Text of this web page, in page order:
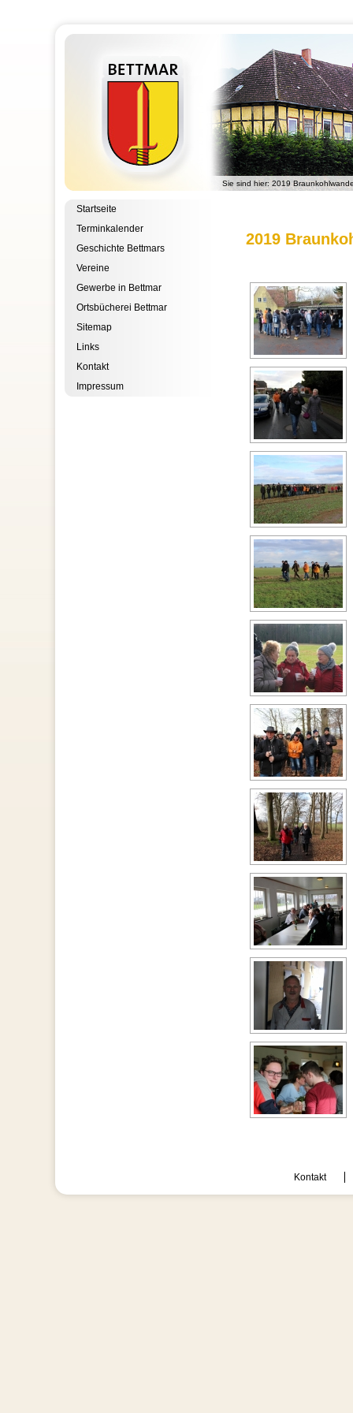
Sie sind hier: 2019
Startseite
Terminkalender
Geschichte Bettmars
Vereine
Gewerbe in Bettmar
Ortsbücherei Bettmar
Sitemap
Links
Kontakt
Impressum
2019
Kontakt